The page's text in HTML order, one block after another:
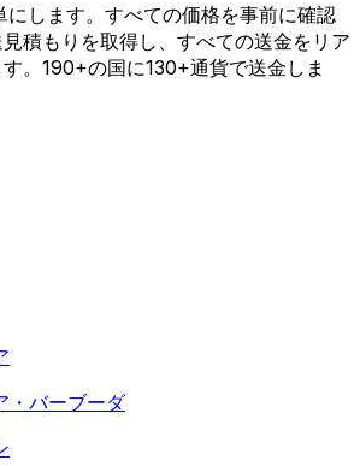
にします。すべての価格を事前に確認
積もりを取得し、すべての送金をリア
。190+の国に130+通貨で送金しま
・バーブーダ